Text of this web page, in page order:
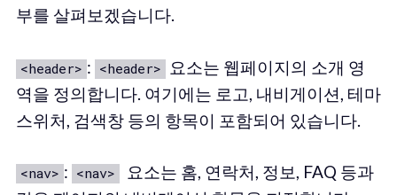
부를 살펴보겠습니다.
<header> : <header>
요소는 웹페이지의 소개 영
역을 정의합니다. 여기에는 로고, 내비게이션, 테마
스위처, 검색창 등의 항목이 포함되어 있습니다.
<nav> : <nav>
요소는 홈, 연락처, 정보, FAQ 등과